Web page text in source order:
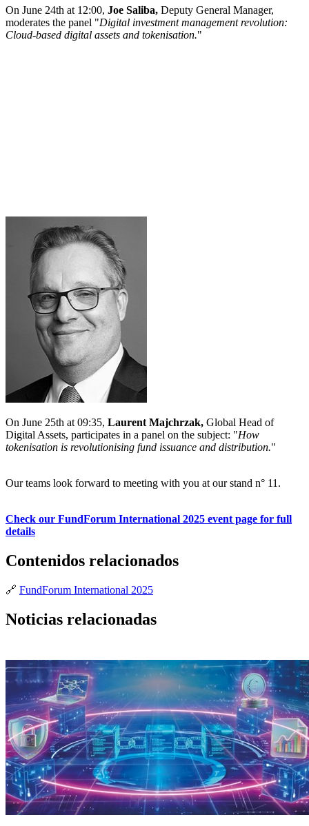
On June 24th at 12:00, Joe Saliba, Deputy General Manager,
moderates the panel "Digital investment management revolution:
Cloud-based digital assets and tokenisation."
On June 25th at 09:35, Laurent Majchrzak, Global Head of
Digital Assets, participates in a panel on the subject: "How
tokenisation is revolutionising fund issuance and distribution."
Our teams look forward to meeting with you at our stand n° 11.
Check our FundForum International 2025 event page for full
details
Contenidos relacionados
🔗 FundForum International 2025
Noticias relacionadas